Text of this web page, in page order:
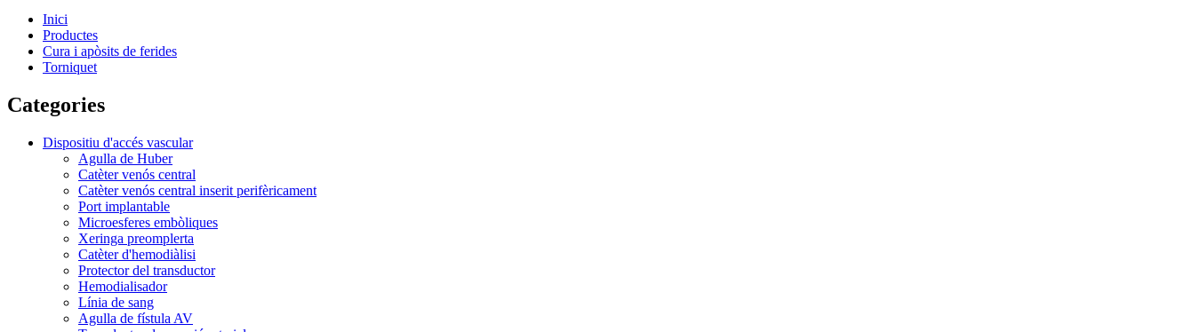
Inici
Productes
Cura i apòsits de ferides
Torniquet
Categories
Dispositiu d'accés vascular
Agulla de Huber
Catèter venós central
Catèter venós central inserit perifèricament
Port implantable
Microesferes embòliques
Xeringa preomplerta
Catèter d'hemodiàlisi
Protector del transductor
Hemodialisador
Línia de sang
Agulla de fístula AV